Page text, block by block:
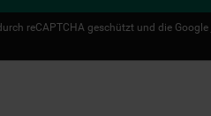
reCAPTCHA geschützt und die Google